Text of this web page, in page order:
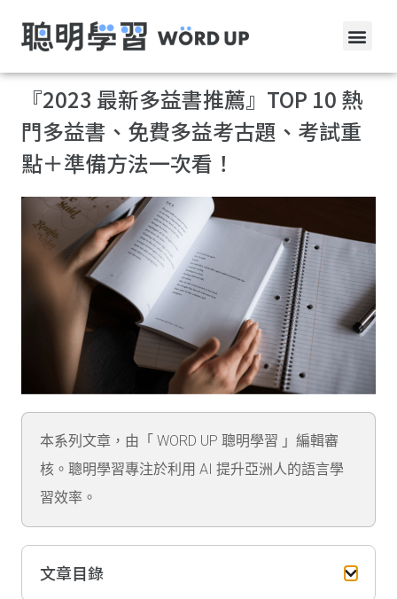
『2023 最新多益書推薦』TOP 10 熱
門多益書、免費多益考古題、考試重
點＋準備方法一次看！
本系列文章，由「 WORD UP 聰明學習 」編輯審
核。聰明學習專注於利用 AI 提升亞洲人的語言學
習效率。
文章目錄